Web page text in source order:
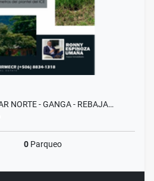
NORTE - GANGA - REBAJA…
0 Parqueo